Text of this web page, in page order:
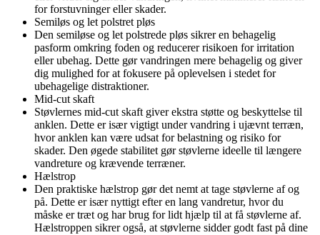
for forstuvninger eller skader.
Semiløs og let polstret pløs
Den semiløse og let polstrede pløs sikrer en behagelig
pasform omkring foden og reducerer risikoen for irritation
eller ubehag. Dette gør vandringen mere behagelig og giver
dig mulighed for at fokusere på oplevelsen i stedet for
ubehagelige distraktioner.
Mid-cut skaft
Støvlernes mid-cut skaft giver ekstra støtte og beskyttelse til
anklen. Dette er især vigtigt under vandring i ujævnt terræn,
hvor anklen kan være udsat for belastning og risiko for
skader. Den øgede stabilitet gør støvlerne ideelle til længere
vandreture og krævende terræner.
Hælstrop
Den praktiske hælstrop gør det nemt at tage støvlerne af og
på. Dette er især nyttigt efter en lang vandretur, hvor du
måske er træt og har brug for lidt hjælp til at få støvlerne af.
Hælstroppen sikrer også, at støvlerne sidder godt fast på dine